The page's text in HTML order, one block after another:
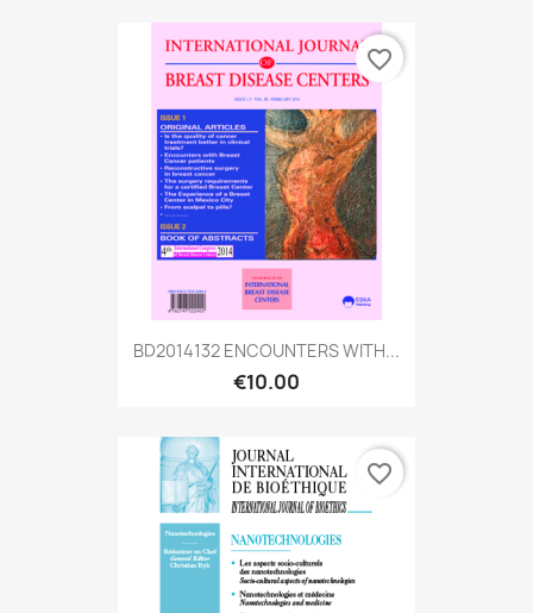
BD2014132 ENCOUNTERS WITH...
€10.00
favorite_border
favorite_border